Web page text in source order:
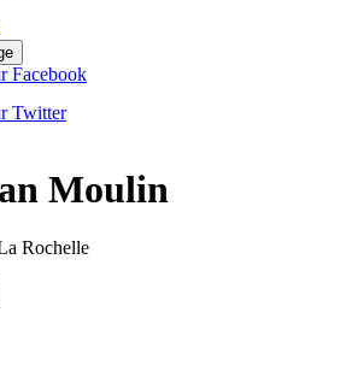
Facebook
Twitter
Moulin
Rochelle